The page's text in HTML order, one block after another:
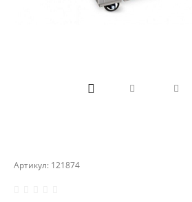
Артикул: 121874